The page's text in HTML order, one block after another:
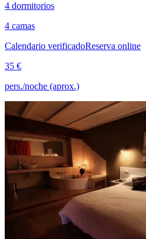
4 dormitorios
4 camas
Calendario verificadoReserva online
35 €
pers./noche (aprox.)